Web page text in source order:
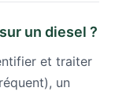
un diesel ?
et traiter
un